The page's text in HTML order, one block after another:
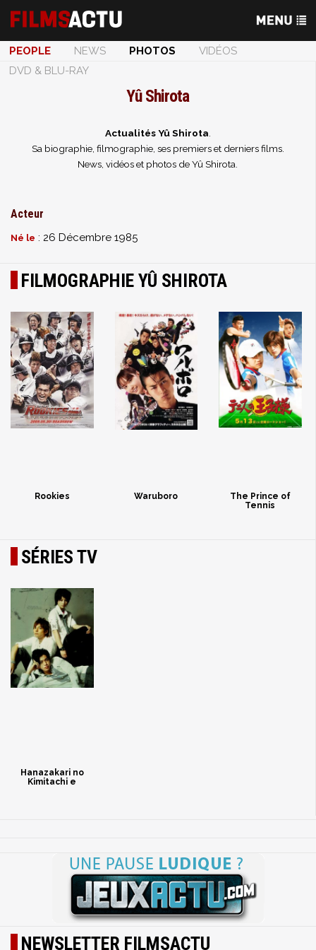
PEOPLE NEWS PHOTOS
VIDÉOS
DVD & BLU-RAY
Yû Shirota
Actualités Yû Shirota
Sa biographie, filmographie, ses premiers et derniers films.
News, vidéos et photos de Yû Shirota.
Acteur
Né le : 26 Décembre 1985
FILMOGRAPHIE YÛ SHIROTA
Rookies Waruboro
The Prince of
Tennis
SÉRIES TV
Hanazakari no
Kimitachi e
NEWSLETTER FILMSACTU